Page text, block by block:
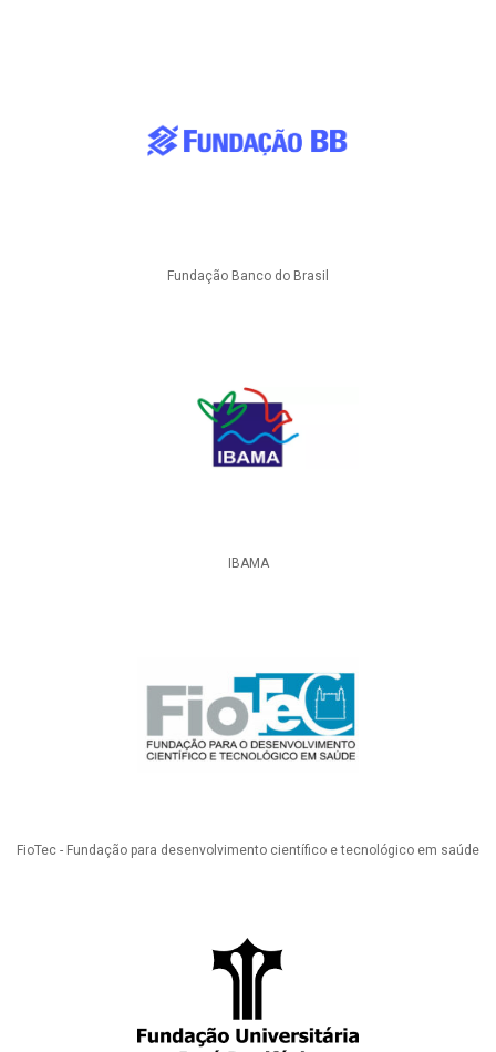
Fundação Banco do Brasil
IBAMA
FioTec - Fundação para desenvolvimento científico e tecnológico em saúde